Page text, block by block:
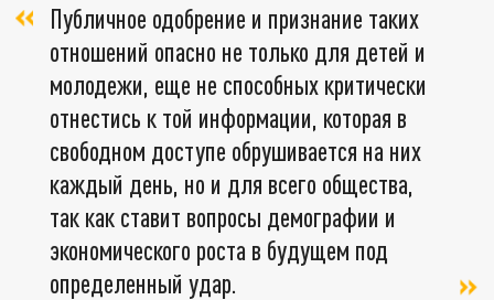
Публичное одобрение и признание таких
отношений опасно не только для детей и
молодежи, еще не способных критически
отнестись к той информации, которая в
свободном доступе обрушивается на них
каждый день, но и для всего общества,
так как ставит вопросы демографии и
экономического роста в будущем под
определенный удар.